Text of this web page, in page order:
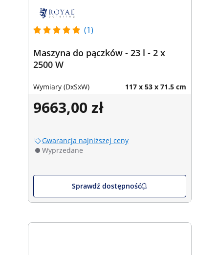
(1)
Maszyna do pączków - 23 l - 2 x
2500 W
Wymiary (DxSxW) 117 x 53 x 71.5 cm
9663,00 zł
Gwarancja najniższej ceny
Wyprzedane
Sprawdź dostępność